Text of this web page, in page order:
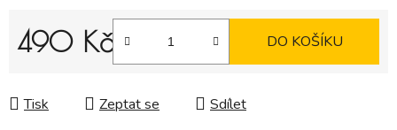
490 Kč DO KOŠÍKU
Tisk Zeptat se Sdílet